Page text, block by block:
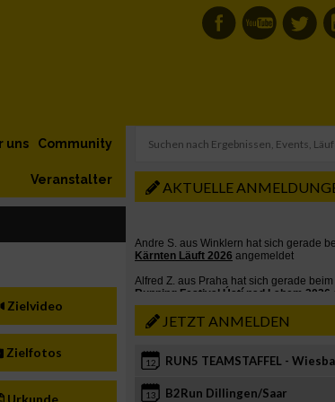
Community
uns
Veranstalter
Zielvideo
Zielfotos
Urkunde
AKTUELLE
JETZT ANMELDEN
12 RUN5 TEAMSTAFFEL -
13 B2Run Dillingen/Saar